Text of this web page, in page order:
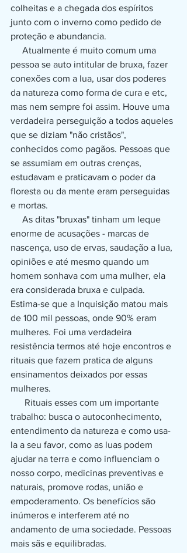
colheitas e a chegada dos espíritos
junto com o inverno como pedido de
proteção e abundancia.
pessoa se auto intitular de bruxa, fazer
conexões com a lua, usar dos poderes
da natureza como forma de cura e etc,
mas nem sempre foi assim. Houve uma
verdadeira perseguição a todos aqueles
que se diziam "não cristãos",
conhecidos como pagãos. Pessoas que
se assumiam em outras crenças,
estudavam e praticavam o poder da
floresta ou da mente eram perseguidas
e mortas.
enorme de acusações - marcas de
nascença, uso de ervas, saudação a lua,
opiniões e até mesmo quando um
homem sonhava com uma mulher, ela
era considerada bruxa e culpada.
Estima-se que a Inquisição matou mais
de 100 mil pessoas, onde 90% eram
mulheres. Foi uma verdadeira
resistência termos até hoje encontros e
rituais que fazem pratica de alguns
ensinamentos deixados por essas
mulheres.
trabalho: busca o autoconhecimento,
entendimento da natureza e como usa-
la a seu favor, como as luas podem
ajudar na terra e como influenciam o
nosso corpo, medicinas preventivas e
naturais, promove rodas, união e
empoderamento. Os benefícios são
inúmeros e interferem até no
andamento de uma sociedade. Pessoas
mais sãs e equilibradas.